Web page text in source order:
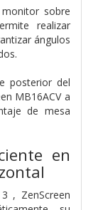
sobre
realizar
ángulos
posterior del
MB16ACV a
de mesa
en
, ZenScreen